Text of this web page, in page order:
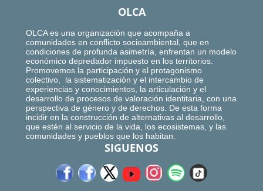
OLCA
OLCA es una organización que acompaña a
comunidades en conflicto socioambiental, que en
condiciones de profunda asimetría, enfrentan un modelo
económico depredador impuesto en los territorios.
Promovemos la participación y el protagonismo
colectivo, la sistematización y el intercambio de
experiencias y conocimientos, la articulación y el
desarrollo de procesos de valoración identitaria, con una
perspectiva de género y de derechos. De esta forma
incidir en la construcción de alternativas al desarrollo,
que estén al servicio de la vida, los ecosistemas, y las
comunidades y pueblos que los habitan.
SIGUENOS